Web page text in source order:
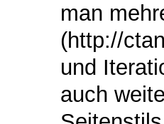
man
(http://
und
auch